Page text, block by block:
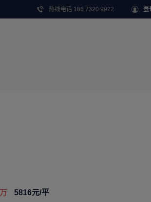
热线电话 186 7320 9922 登
万 5816元/平